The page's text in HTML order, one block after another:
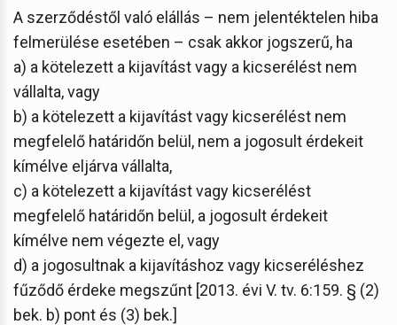
A szerződéstől való elállás – nem jelentéktelen hiba
felmerülése esetében – csak akkor jogszerű, ha
a) a kötelezett a kijavítást vagy a kicserélést nem
vállalta, vagy
b) a kötelezett a kijavítást vagy kicserélést nem
megfelelő határidőn belül, nem a jogosult érdekeit
kímélve eljárva vállalta,
c) a kötelezett a kijavítást vagy kicserélést
megfelelő határidőn belül, a jogosult érdekeit
kímélve nem végezte el, vagy
d) a jogosultnak a kijavításhoz vagy kicseréléshez
fűződő érdeke megszűnt [2013. évi V. tv. 6:159. § (2)
bek. b) pont és (3) bek.]